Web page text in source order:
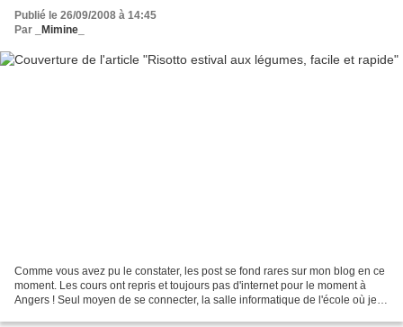
Publié le 26/09/2008 à 14:45
Par
_Mimine_
Comme vous avez pu le constater, les post se fond rares sur mon blog en ce
moment. Les cours ont repris et toujours pas d'internet pour le moment à
Angers ! Seul moyen de se connecter, la salle informatique de l'école où je